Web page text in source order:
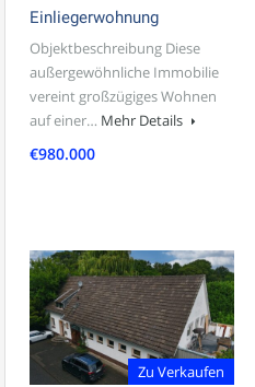
Einliegerwohnung
Objektbeschreibung Diese
außergewöhnliche Immobilie
vereint großzügiges Wohnen
auf einer… Mehr Details
€980.000
Zu Verkaufen